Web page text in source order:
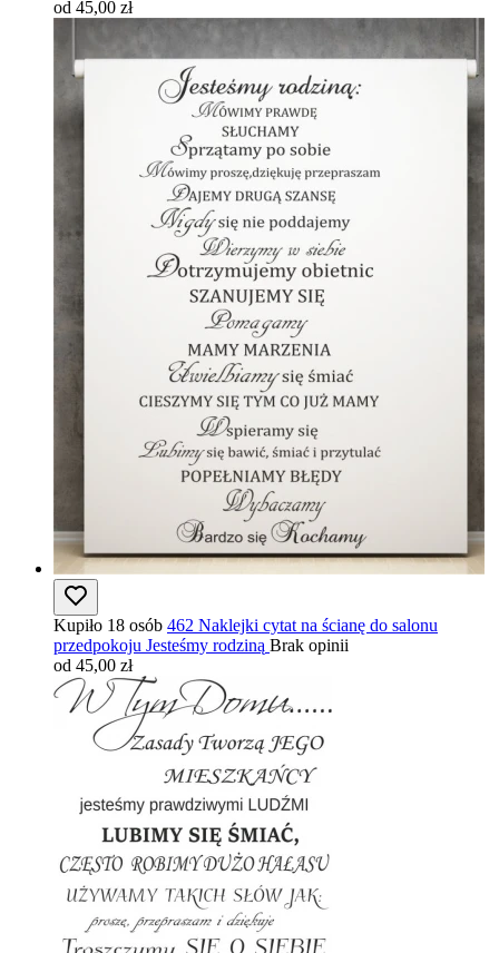
od 45,00 zł
Kupiło 18 osób 462 Naklejki cytat na ścianę do salonu
przedpokoju Jesteśmy rodziną Brak opinii
od 45,00 zł